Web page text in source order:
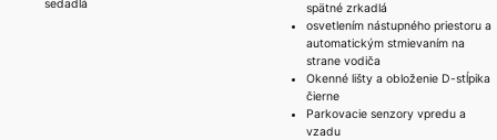
sedadlá
spätné zrkadlá
osvetlením nástupného priestoru a
automatickým stmievaním na
strane vodiča
Okenné lišty a obloženie D-stĺpika
čierne
Parkovacie senzory vpredu a
vzadu